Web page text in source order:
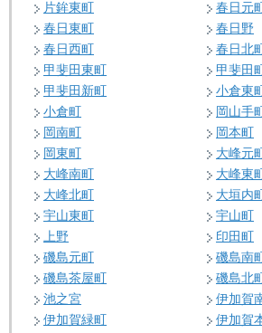
片鉾東町
春日元町
春日東町
春日野
春日西町
春日北町
甲斐田東町
甲斐田町
甲斐田新町
小倉東町
小倉町
岡山手町
岡南町
岡本町
岡東町
大峰元町
大峰南町
大峰東町
大峰北町
大垣内町
宇山東町
宇山町
上野
印田町
磯島元町
磯島南町
磯島茶屋町
磯島北町
池之宮
伊加賀
伊加賀緑町
伊加賀